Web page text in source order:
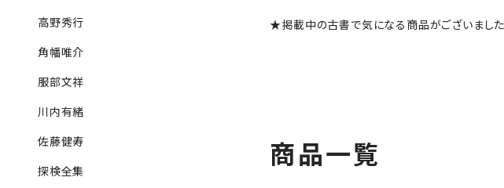
★掲載中の古書で気になる商品がございました
商品一覧
高野秀行
角幡唯介
服部文祥
川内有緒
佐藤健寿
探検全集